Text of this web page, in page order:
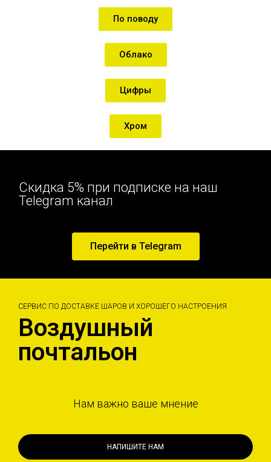
По поводу
Облако
Цифры
Хром
Скидка 5% при подписке на наш
Telegram канал
Перейти в Telegram
СЕРВИС ПО ДОСТАВКЕ ШАРОВ И ХОРОШЕГО НАСТРОЕНИЯ
Воздушный
почтальон
Нам важно ваше мнение
НАПИШИТЕ НАМ